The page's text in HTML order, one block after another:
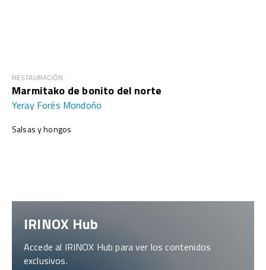
RESTAURACIÓN
Marmitako de bonito del norte
Yeray Forés Mondoño
Salsas y hongos
IRINOX Hub
Accede al IRINOX Hub para ver los contenidos
exclusivos.